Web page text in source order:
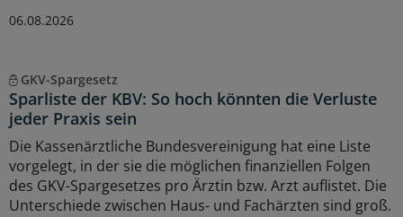
06.08.2026
GKV-Spargesetz
Sparliste der KBV: So hoch könnten die Verluste
jeder Praxis sein
Die Kassenärztliche Bundesvereinigung hat eine Liste
vorgelegt, in der sie die möglichen finanziellen Folgen
des GKV-Spargesetzes pro Ärztin bzw. Arzt auflistet. Die
Unterschiede zwischen Haus- und Fachärzten sind groß.